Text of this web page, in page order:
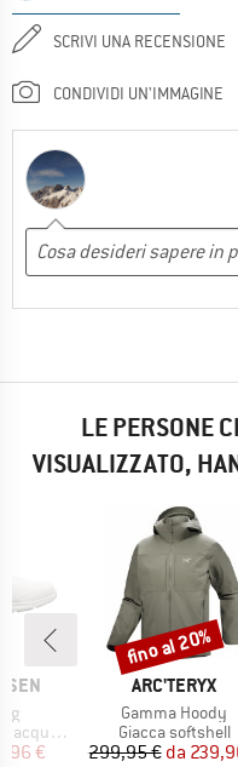
SCRIVI UNA RECENSIONE
CONDIVIDI UN'IMMAGINE
LE PERSONE
VISUALIZZATO,
ridotto
€
MARCHIO
ARC'TERYX
Articolo
Gamma Hoody
Gruppo di prodotti
Giacca softshell
Prezzo
299,95 € Prezzo
da
Sconto
fino al 20%